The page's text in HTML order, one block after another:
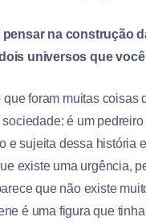
na construção
universos que
que foram muitas
é um
e sujeita dessa história
existe uma urgência,
que não existe
é uma figura que